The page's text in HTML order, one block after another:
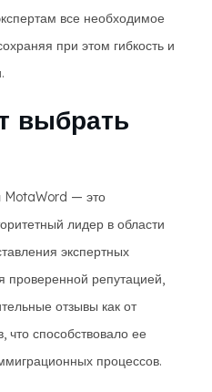
все необходимое
при этом гибкость и
выбрать
MotaWord — это
лидер в области
экспертных
проверенной репутацией,
отзывы как от
что способствовало ее
процессов.